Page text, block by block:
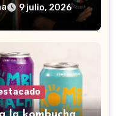
9 julio, 2026